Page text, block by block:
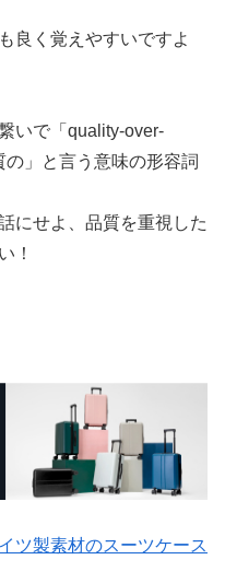
良く覚えやすいですよ
いで「quality-over-
」と言う意味の形容詞
にせよ、品質を重視した
！
ツ製素材のスーツケース